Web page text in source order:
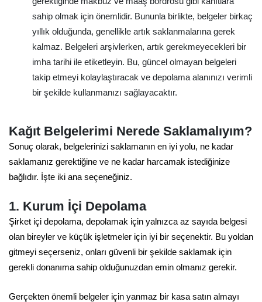
sahip olmak için önemlidir. Bununla birlikte, belgeler birkaç
yıllık olduğunda, genellikle artık saklanmalarına gerek
kalmaz. Belgeleri arşivlerken, artık gerekmeyecekleri bir
imha tarihi ile etiketleyin. Bu, güncel olmayan belgeleri
takip etmeyi kolaylaştıracak ve depolama alanınızı verimli
bir şekilde kullanmanızı sağlayacaktır.
Kağıt Belgelerimi Nerede Saklamalıyım?
Sonuç olarak, belgelerinizi saklamanın en iyi yolu, ne kadar
saklamanız gerektiğine ve ne kadar harcamak istediğinize
bağlıdır. İşte iki ana seçeneğiniz.
1. Kurum İçi Depolama
Şirket içi depolama, depolamak için yalnızca az sayıda belgesi
olan bireyler ve küçük işletmeler için iyi bir seçenektir. Bu yoldan
gitmeyi seçerseniz, onları güvenli bir şekilde saklamak için
gerekli donanıma sahip olduğunuzdan emin olmanız gerekir.
Gerçekten önemli belgeler için yanmaz bir kasa satın almayı